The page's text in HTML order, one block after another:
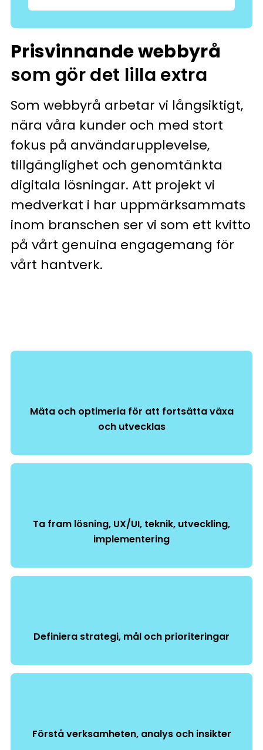
Prisvinnande webbyrå
som gör det lilla extra
Som webbyrå arbetar vi långsiktigt,
nära våra kunder och med stort
fokus på användarupplevelse,
tillgänglighet och genomtänkta
digitala lösningar. Att projekt vi
medverkat i har uppmärksammats
inom branschen ser vi som ett kvitto
på vårt genuina engagemang för
vårt hantverk.
Mäta och optimeria för att fortsätta växa
och utvecklas
Ta fram lösning, UX/UI, teknik, utveckling,
implementering
Definiera strategi, mål och prioriteringar
Förstå verksamheten, analys och insikter